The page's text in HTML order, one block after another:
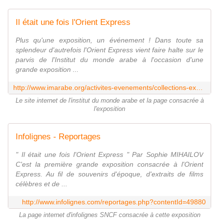
Il était une fois l'Orient Express
Plus qu'une exposition, un événement ! Dans toute sa
splendeur d'autrefois l'Orient Express vient faire halte sur le
parvis de l'Institut du monde arabe à l'occasion d'une
grande exposition ...
Le site internet de l'institut du monde arabe et la page consacrée à
l'exposition
Infolignes - Reportages
" Il était une fois l'Orient Express " Par Sophie MIHAILOV
C'est la première grande exposition consacrée à l'Orient
Express. Au fil de souvenirs d'époque, d'extraits de films
célèbres et de ...
http://www.infolignes.com/reportages.php?contentId=49880
La page internet d'infolignes SNCF consacrée à cette exposition